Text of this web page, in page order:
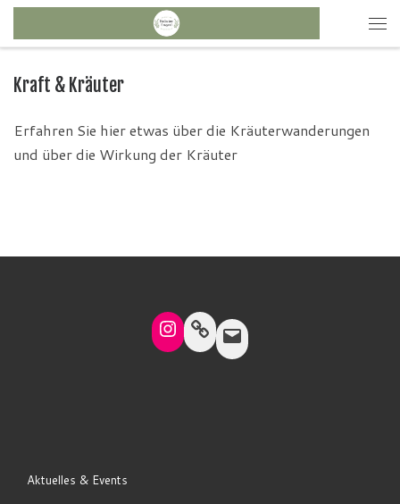
Kraft & Kräuter
Erfahren Sie hier etwas über die Kräuterwanderungen
und über die Wirkung der Kräuter
Instagram
LinkMail
Aktuelles & Events